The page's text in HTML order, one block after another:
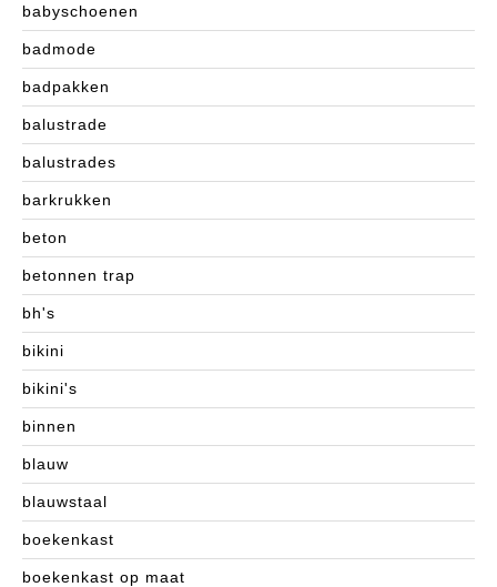
babyschoenen
badmode
badpakken
balustrade
balustrades
barkrukken
beton
betonnen trap
bh's
bikini
bikini's
binnen
blauw
blauwstaal
boekenkast
boekenkast op maat